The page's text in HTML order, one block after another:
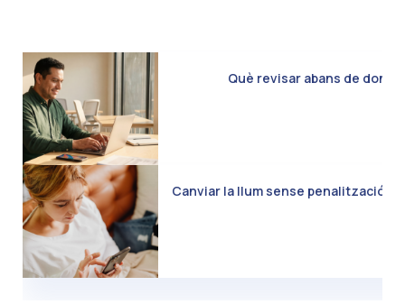
Què revisar abans de
Canviar la llum sense penalització: